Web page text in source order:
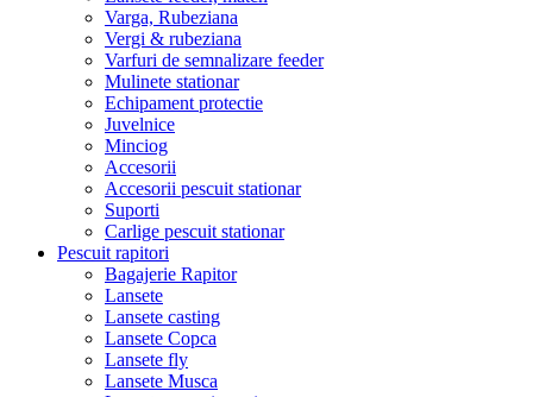
Varga, Rubeziana
Vergi & rubeziana
Varfuri de semnalizare feeder
Mulinete stationar
Echipament protectie
Juvelnice
Minciog
Accesorii
Accesorii pescuit stationar
Suporti
Carlige pescuit stationar
Pescuit rapitori
Bagajerie Rapitor
Lansete
Lansete casting
Lansete Copca
Lansete fly
Lansete Musca